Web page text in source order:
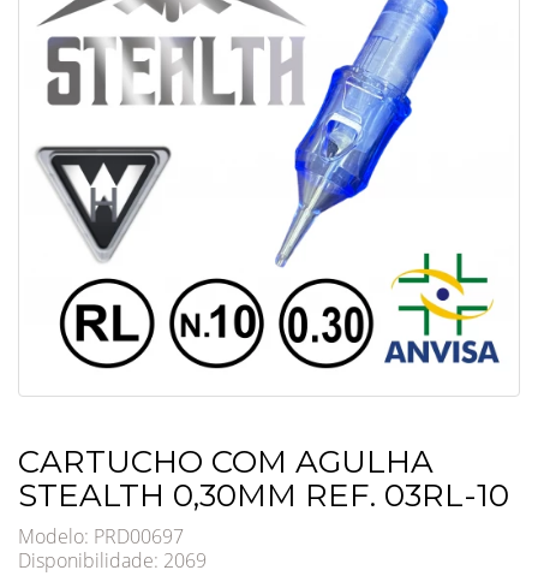
CARTUCHO COM AGULHA
STEALTH 0,30MM REF. 03RL-10
Modelo: PRD00697
Disponibilidade: 2069